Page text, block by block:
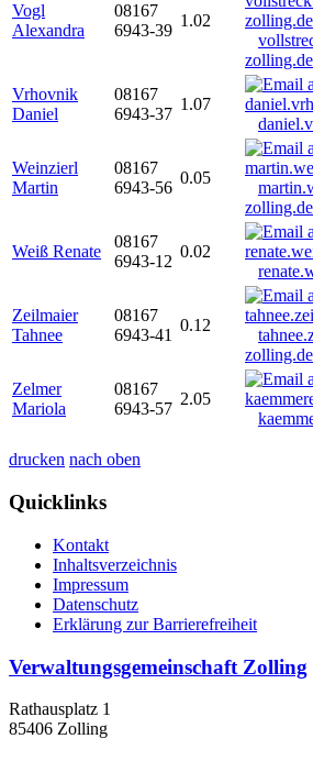
Vogl
Alexandra
08167
6943-39
1.02
zolling.de
Vrhovnik
Daniel
08167
6943-37
1.07
Weinzierl
Martin
08167
6943-56
0.05
zolling.de
Weiß Renate
08167
6943-12
0.02
Zeilmaier
Tahnee
08167
6943-41
0.12
zolling.de
Zelmer
Mariola
08167
6943-57
2.05
drucken nach oben
Quicklinks
Kontakt
Inhaltsverzeichnis
Impressum
Datenschutz
Erklärung zur Barrierefreiheit
Verwaltungsgemeinschaft Zolling
Rathausplatz 1
85406 Zolling